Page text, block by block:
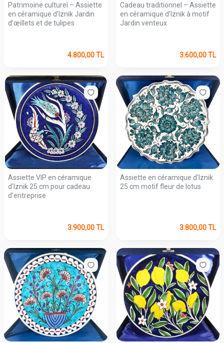
Patrimoine culturel – Assiette
en céramique d’Iznik Jardin
d’œillets et de tulipes
4.800,00TL
Cadeau traditionnel – Assiette
en céramique d’Iznik à motif
Jardin venteux
3.600,00TL
Assiette VIP en céramique
d’Iznik 25 cm pour cadeau
d’entreprise
3.900,00TL
Assiette en céramique d’Iznik
25 cm motif fleur de lotus
3.800,00TL